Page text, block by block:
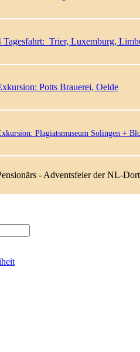
Tagesfahrt: Trier, Luxemburg,
Potts Brauerei, Oelde
Plagiatsmuseum Solingen +
- Adventsfeier der NL-